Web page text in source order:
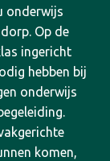
onderwijs
Op de
ingericht
hebben bij
onderwijs
komen,